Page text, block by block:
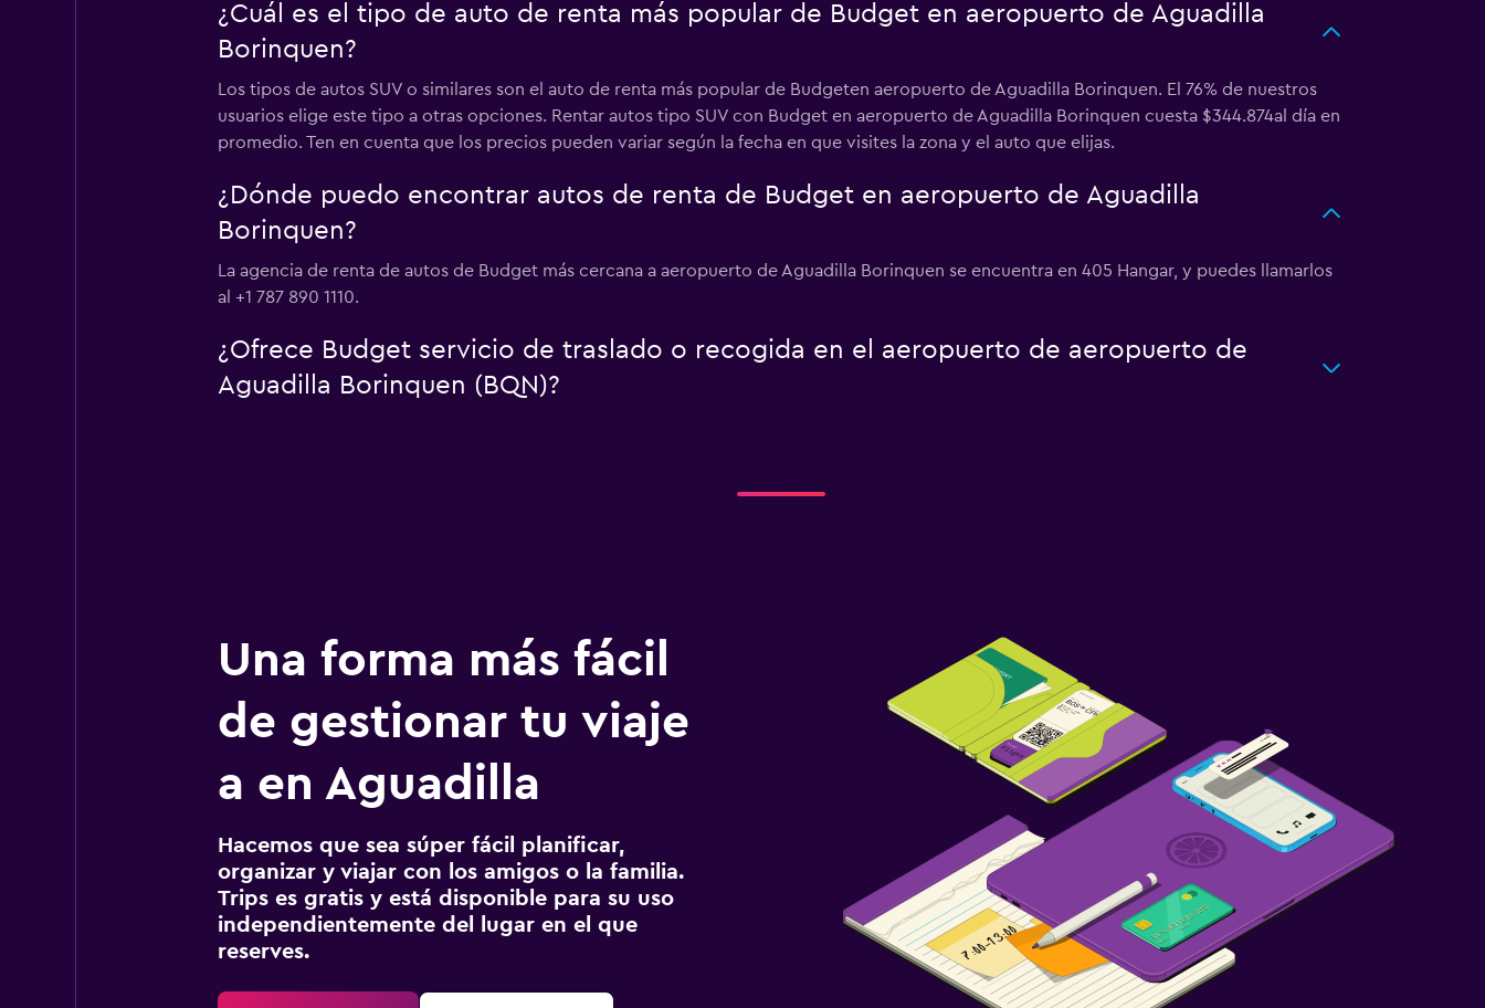
¿Cuál es el tipo de auto de renta más popular de Budget en aeropuerto de Aguadilla
Borinquen?
Los tipos de autos SUV o similares son el auto de renta más popular de Budgeten aeropuerto de Aguadilla Borinquen. El 76% de nuestros
usuarios elige este tipo a otras opciones. Rentar autos tipo SUV con Budget en aeropuerto de Aguadilla Borinquen cuesta $344.874al día en
promedio. Ten en cuenta que los precios pueden variar según la fecha en que visites la zona y el auto que elijas.
¿Dónde puedo encontrar autos de renta de Budget en aeropuerto de Aguadilla
Borinquen?
La agencia de renta de autos de Budget más cercana a aeropuerto de Aguadilla Borinquen se encuentra en 405 Hangar, y puedes llamarlos
al +1 787 890 1110.
¿Ofrece Budget servicio de traslado o recogida en el aeropuerto de aeropuerto de
Aguadilla Borinquen (BQN)?
Una forma más fácil
de gestionar tu viaje
a en Aguadilla
Hacemos que sea súper fácil planificar,
organizar y viajar con los amigos o la familia.
Trips es gratis y está disponible para su uso
independientemente del lugar en el que
reserves.